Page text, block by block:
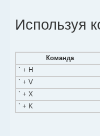
Используя
Команда
` + H
` + V
` + X
` + K